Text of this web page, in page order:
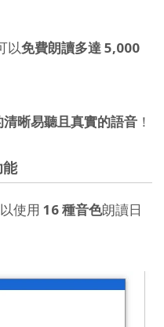
以免費朗讀多達 5,000
晰易聽且真實的語音 ！
使用 16 種音色朗讀日